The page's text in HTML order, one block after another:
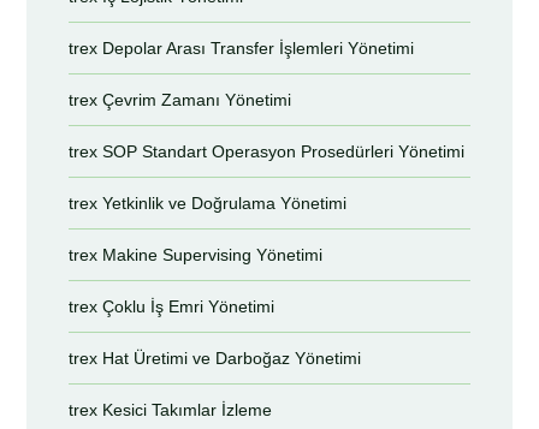
trex Depolar Arası Transfer İşlemleri Yönetimi
trex Çevrim Zamanı Yönetimi
trex SOP Standart Operasyon Prosedürleri Yönetimi
trex Yetkinlik ve Doğrulama Yönetimi
trex Makine Supervising Yönetimi
trex Çoklu İş Emri Yönetimi
trex Hat Üretimi ve Darboğaz Yönetimi
trex Kesici Takımlar İzleme